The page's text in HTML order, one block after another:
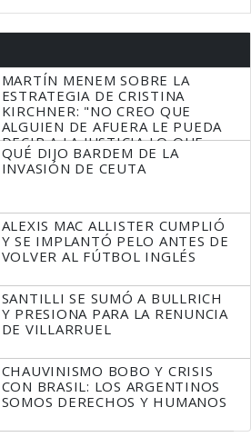
MARTÍN MENEM SOBRE LA
ESTRATEGIA DE CRISTINA
KIRCHNER: "NO CREO QUE
ALGUIEN DE AFUERA LE PUEDA
DECIR A LA JUSTICIA LO QUE
TIENE QUE HACER"
QUÉ DIJO BARDEM DE LA
INVASIÓN DE CEUTA
ALEXIS MAC ALLISTER CUMPLIÓ
Y SE IMPLANTÓ PELO ANTES DE
VOLVER AL FÚTBOL INGLÉS
SANTILLI SE SUMÓ A BULLRICH
Y PRESIONA PARA LA RENUNCIA
DE VILLARRUEL
CHAUVINISMO BOBO Y CRISIS
CON BRASIL: LOS ARGENTINOS
SOMOS DERECHOS Y HUMANOS